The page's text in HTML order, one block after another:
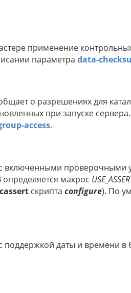
применение
параметра data-
о разрешениях для
при запуске
access.
включенными проверочными
макрос
скрипта configure). По
поддержкой даты и времени в